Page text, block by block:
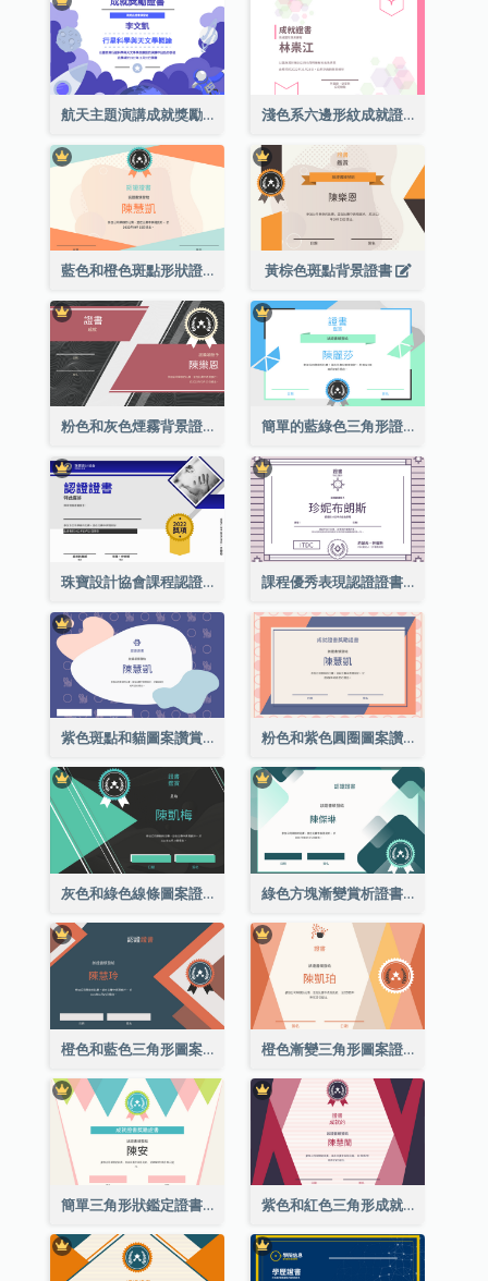
航天主題演講成就獎勵證書 淺色系六邊形紋成就證書
藍色和橙色斑點形狀證書 黃棕色斑點背景證書
粉色和灰色煙霧背景證書 簡單的藍綠色三角形證書
珠寶設計協會課程認證證書 課程優秀表現認證證書
紫色斑點和貓圖案讚賞證書 粉色和紫色圓圈圖案讚賞證書
灰色和綠色線條圖案證書 綠色方塊漸變賞析證書
橙色和藍色三角形圖案證書 橙色漸變三角形圖案證書
簡單三角形狀鑑定證書 紫色和紅色三角形成就證書